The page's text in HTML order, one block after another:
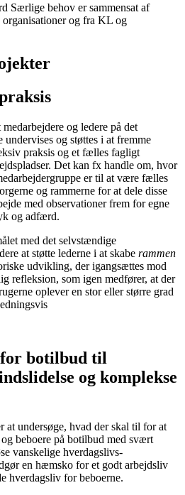
Særlige behov er sammensat af
og fra KL og
og ledere på det
undervises og støttes i at fremme
praksis og et fælles fagligt
Det kan fx handle om, hvor
er til at være fælles
og rammerne for at dele disse
med observationer frem for egne
og adfærd.
med det selvstændige
at støtte lederne i at skabe rammen
udvikling, der igangsættes mod
refleksion, som igen medfører, at der
oplever en stor eller større grad
botilbud til
og komplekse
at undersøge, hvad der skal til for at
beboere på botilbud med svært
vanskelige hverdagslivs-
en hæmsko for et godt arbejdsliv
hverdagsliv for beboerne.